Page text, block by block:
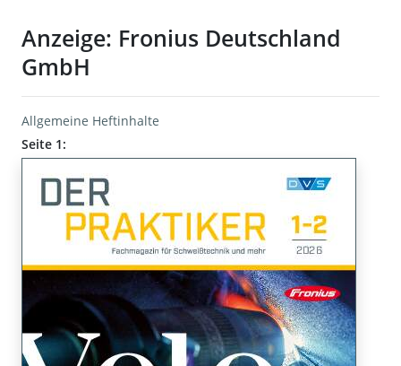
Anzeige: Fronius Deutschland
GmbH
Allgemeine Heftinhalte
Seite 1: